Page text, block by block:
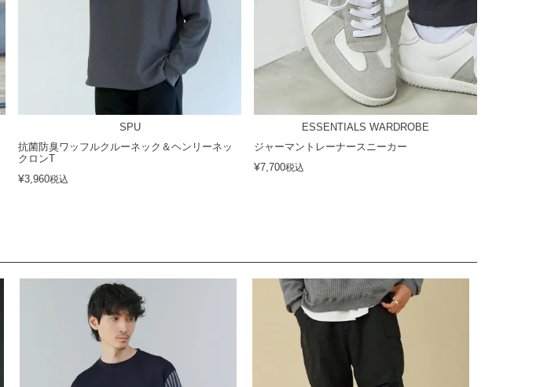
SPU
抗菌防臭ワッフルクルーネック＆ヘンリーネッ
クロンT
¥3,960税込
ESSENTIALS WARDROBE
ジャーマントレーナースニーカー
¥7,700税込